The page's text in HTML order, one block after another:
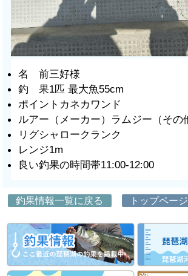
名 前三好様
釣 果1匹 最大魚55cm
ポイントカネカワンド
ルアー（メーカー）ラムジー（その
リグシャロークランク
レンジ1m
良い釣果の時間帯11:00-12:00
釣果情報一覧に戻る トップペー